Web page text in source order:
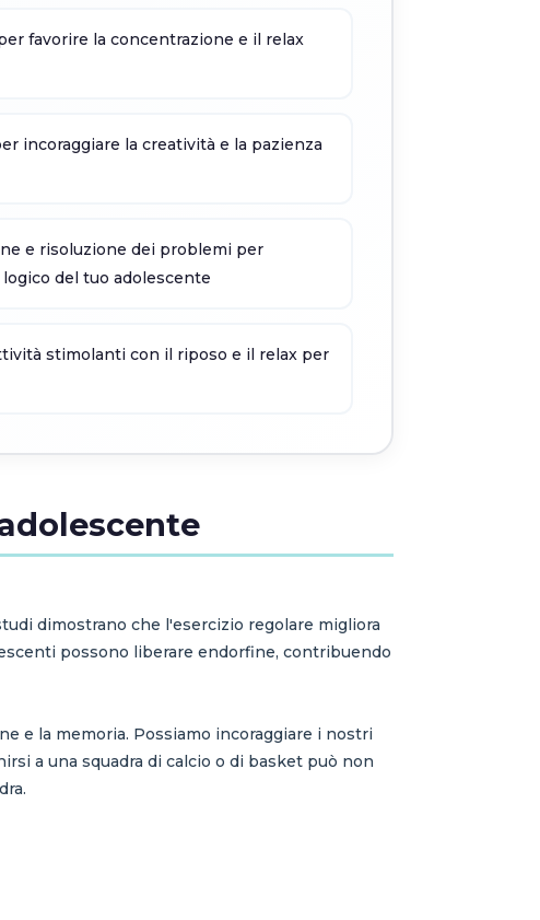
favorire la concentrazione e il relax
incoraggiare la creatività e la pazienza
e risoluzione dei problemi per
del tuo adolescente
stimolanti con il riposo e il relax per
dimostrano che l'esercizio regolare migliora
possono liberare endorfine, contribuendo
e la memoria. Possiamo incoraggiare i nostri
a una squadra di calcio o di basket può non